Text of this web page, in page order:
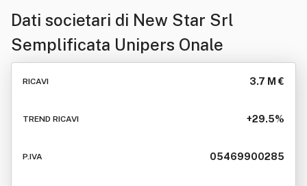
Dati societari di New Star Srl
Semplificata Unipers Onale
RICAVI 3.7 M €
TREND RICAVI +29.5%
P.IVA 05469900285